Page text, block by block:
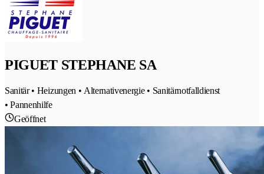
PIGUET STEPHANE SA
Sanitär • Heizungen • Alternativenergie • Sanitärnotfalldienst
• Pannenhilfe
Geöffnet